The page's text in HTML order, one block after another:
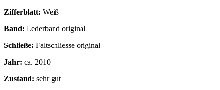
Zifferblatt: Weiß
Band: Lederband original
Schließe: Faltschliesse original
Jahr: ca. 2010
Zustand: sehr gut